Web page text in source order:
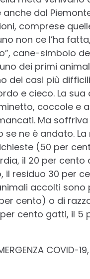
anche dal
comprese
non ce l’ha
cane-simbolo
dei primi
dei casi più
e cieco. La sua
coccole e
Ma
se ne è andato.
(50 per
il 20 per cento
il residuo 30 per
accolti sono
cento) o di
cento gatti, il 5
COVID-